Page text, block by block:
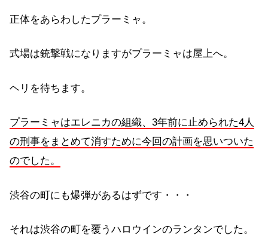
正体をあらわしたプラーミャ。
式場は銃撃戦になりますがプラーミャは屋上へ。
ヘリを待ちます。
プラーミャはエレニカの組織、3年前に止められた4人
の刑事をまとめて消すために今回の計画を思いついた
のでした。
渋谷の町にも爆弾があるはずです・・・
それは渋谷の町を覆うハロウインのランタンでした。